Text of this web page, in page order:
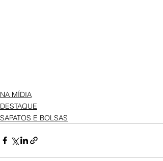
NA MÍDIA
DESTAQUE
SAPATOS E BOLSAS